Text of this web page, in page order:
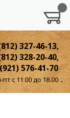
327-46-13,
328-20-40,
576-41-70
пт с 11.00 до 18.00